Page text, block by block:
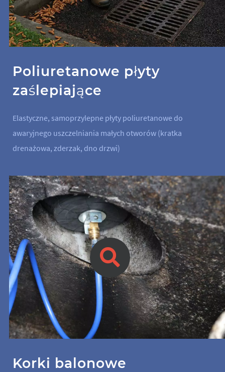
Poliuretanowe płyty
zaślepiające
Elastyczne, samoprzylepne płyty poliuretanowe do
awaryjnego uszczelniania małych otworów (kratka
drenażowa, zderzak, dno drzwi)
Korki balonowe